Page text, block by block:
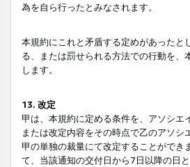
為を自ら行ったとみなされます。
本規約にこれと矛盾する定めがあった
る、または罰せられる方法での行動を
します。
13. 改定
甲は、本規約に定める条件を、アソシ
または改定内容をその時点で乙のアソ
甲の単独の裁量にて改定することがで
て、当該通知の交付日から7日以降の日と